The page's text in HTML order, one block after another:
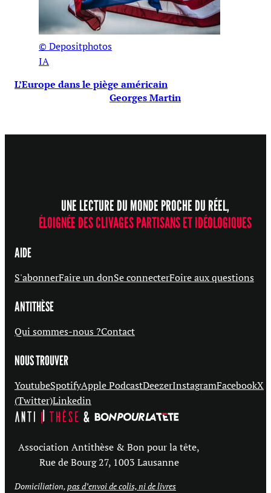
© Depositphotos
IA
L’Europe dans le piège américain
Georges Martin
UNE LECTURE DU MONDE PROCHE DU RÉEL,
ÉLOIGNÉE DES CLIVAGES PARTISANS ET IDÉOLOGIQUES
AIDE
S'abonnerFaire un donSe connecterFoire aux questions
ANTITHÈSE
Qui sommes-nous ?Contact
NOUS TROUVER
YoutubeSpotifyApple PodcastDeezerInstagramFacebookX
(Twitter)Linkedin
Association Antithèse & Bon pour la tête,
Rue de Bourg 27, 1003 Lausanne
Domiciliation,pas d’envoi de colis, ni de livres